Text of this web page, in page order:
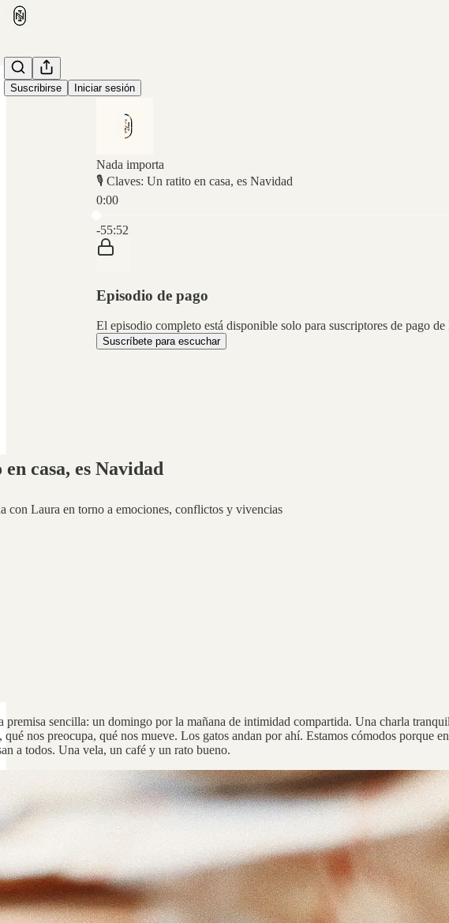
Suscribirse Iniciar sesión
Nada importa
🎙️ Claves: Un ratito en casa, es Navidad
0:00
-55:52
Episodio de pago
El episodio completo está disponible solo para suscriptores de pago
Suscríbete para escuchar
casa, es Navidad
con Laura en torno a emociones, conflictos y vivencias
premisa sencilla: un domingo por la mañana de intimidad compartida. Una charla
qué nos preocupa, qué nos mueve. Los gatos andan por ahí. Estamos cómodos
a todos. Una vela, un café y un rato bueno.